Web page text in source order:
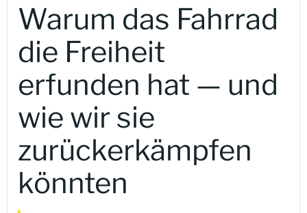
Warum das Fahrrad
die Freiheit
erfunden hat — und
wie wir sie
zurückerkämpfen
könnten